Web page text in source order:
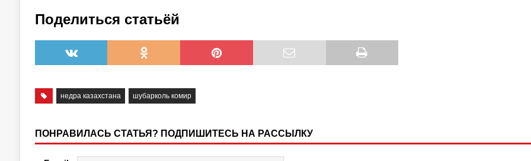
Поделиться статьёй
недра казахстана шубарколь комир
ПОНРАВИЛАСЬ СТАТЬЯ? ПОДПИШИТЕСЬ НА РАССЫЛКУ